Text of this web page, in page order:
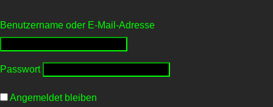
Benutzername oder E-Mail-Adresse
Passwort
Angemeldet bleiben